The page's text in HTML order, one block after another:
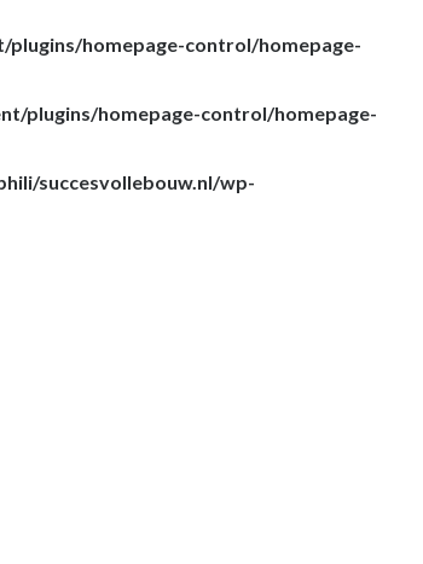
homepage-control/homepage-
plugins/homepage-control/homepage-
succesvollebouw.nl/wp-